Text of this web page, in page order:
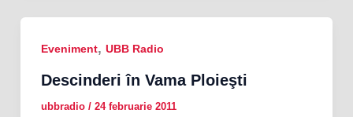
Eveniment, UBB Radio
Descinderi în Vama Ploieşti
ubbradio / 24 februarie 2011